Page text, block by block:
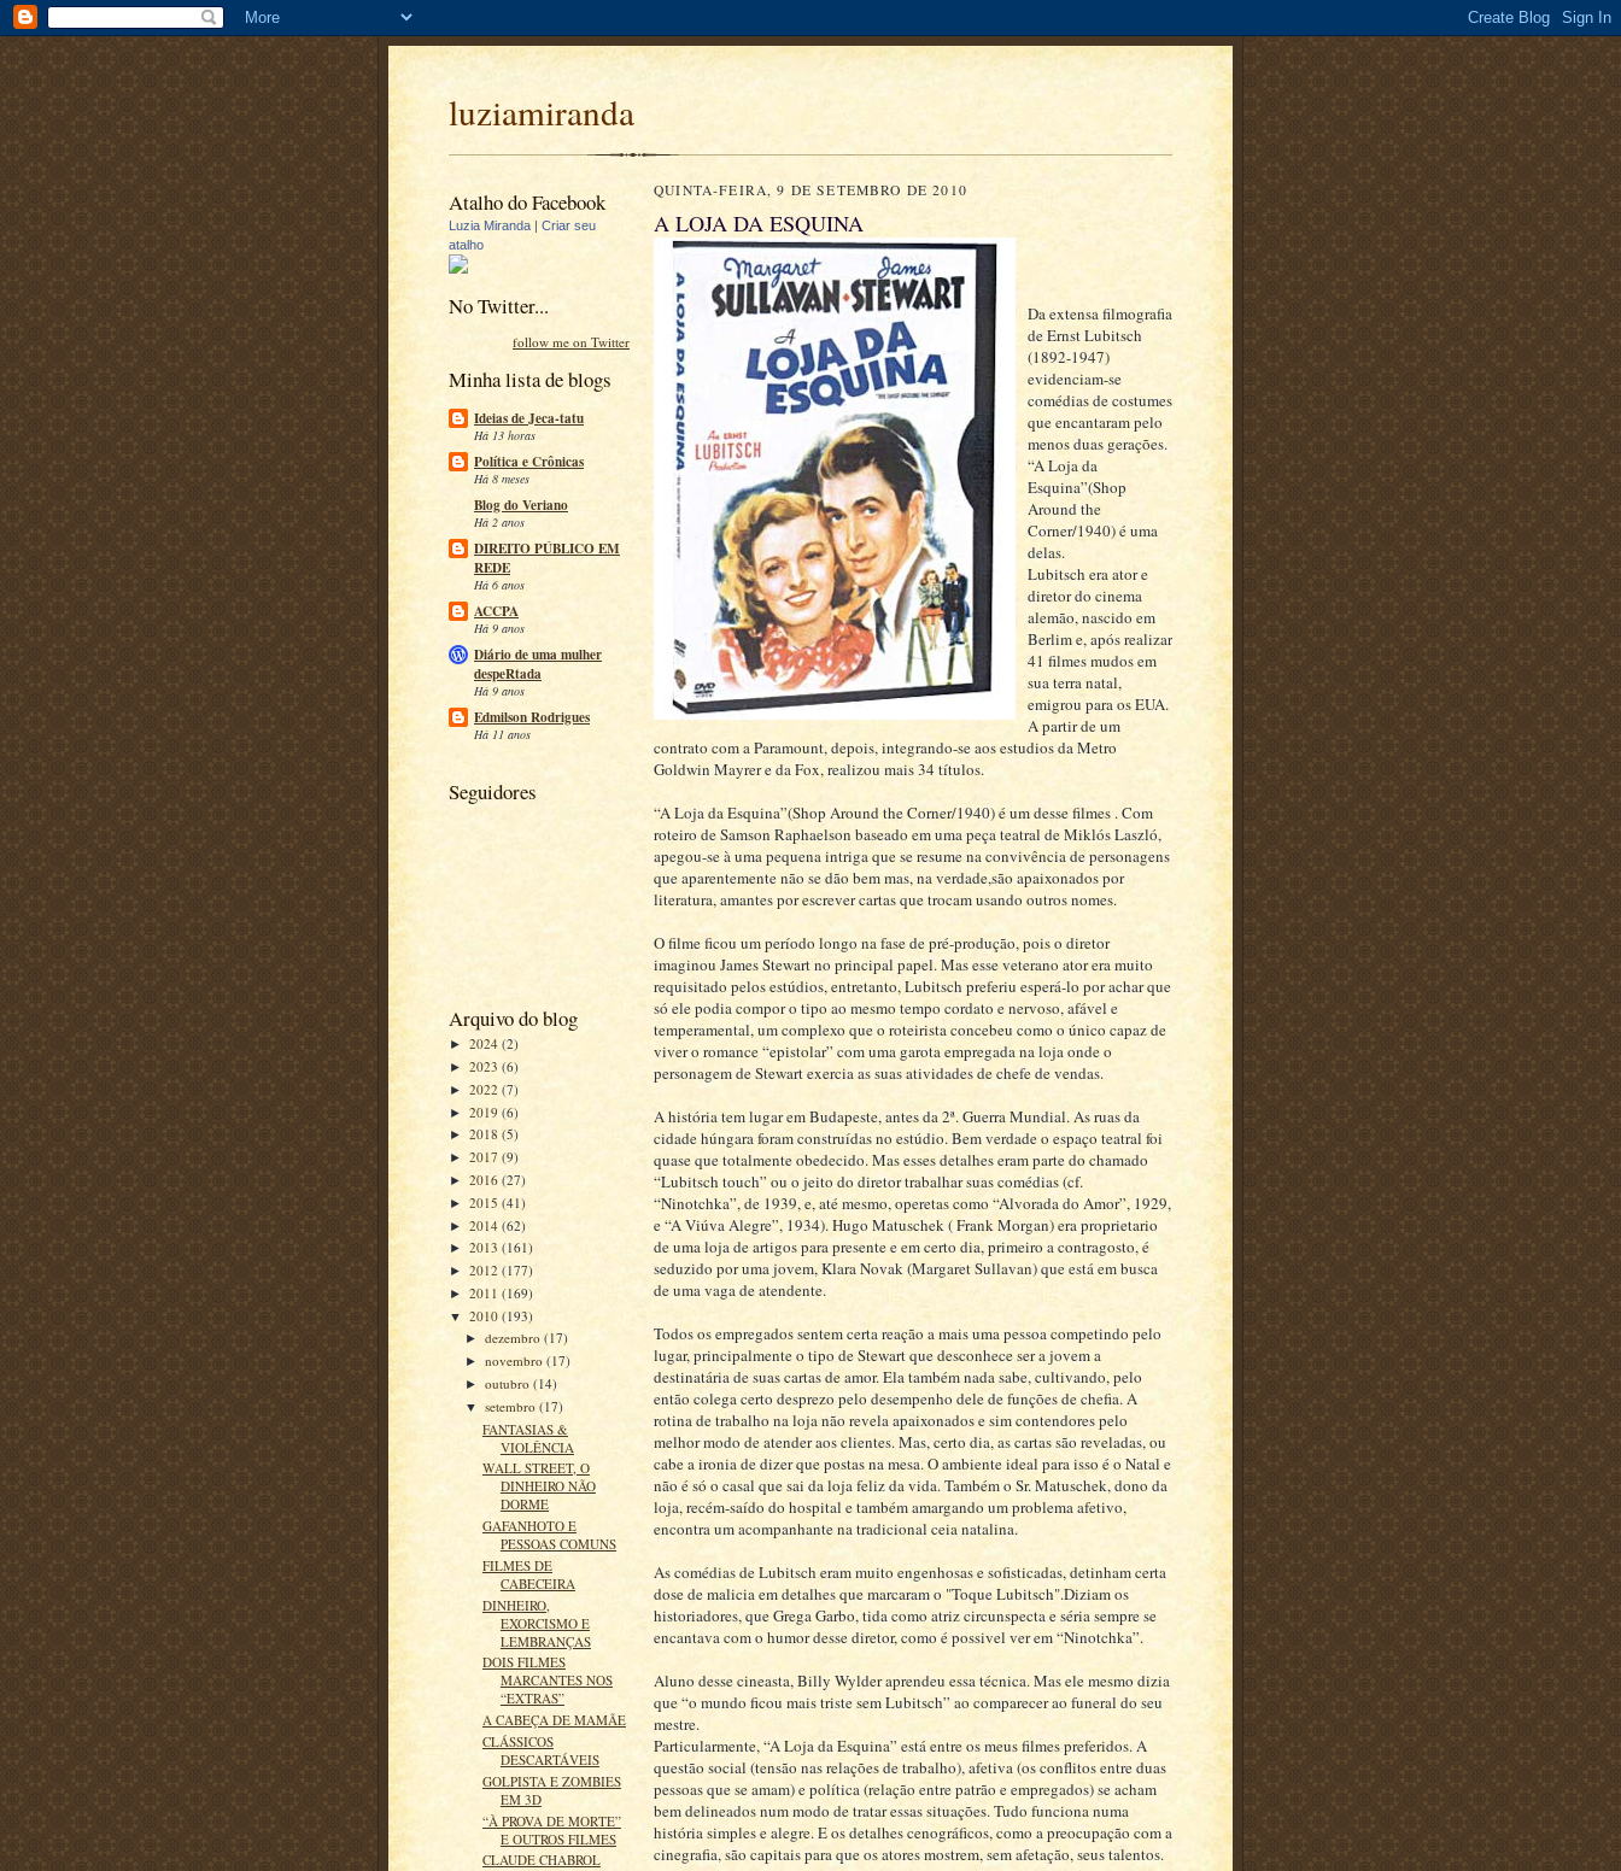
luziamiranda
Atalho do Facebook
Luzia Miranda | Criar seu
atalho
No Twitter...
follow me on Twitter
Minha lista de blogs
Ideias de Jeca-tatu
Há 13 horas
Política e Crônicas
Há 8 meses
Blog do Veriano
Há 2 anos
DIREITO PÚBLICO EM
REDE
Há 6 anos
ACCPA
Há 9 anos
Diário de uma mulher
despeRtada
Há 9 anos
Edmilson Rodrigues
Há 11 anos
Seguidores
Arquivo do blog
► 2024 (2)
► 2023 (6)
► 2022 (7)
► 2019 (6)
► 2018 (5)
► 2017 (9)
► 2016 (27)
► 2015 (41)
► 2014 (62)
► 2013 (161)
► 2012 (177)
► 2011 (169)
▼ 2010 (193)
►dezembro(17)
►novembro(17)
►outubro(14)
▼setembro(17)
FANTASIAS &
VIOLÊNCIA
WALL STREET, O
DINHEIRO NÃO
DORME
GAFANHOTO E
PESSOAS COMUNS
FILMES DE
CABECEIRA
DINHEIRO,
EXORCISMO E
LEMBRANÇAS
DOIS FILMES
MARCANTES NOS
“EXTRAS”
A CABEÇA DE MAMÃE
CLÁSSICOS
DESCARTÁVEIS
GOLPISTA E ZOMBIES
EM 3D
“À PROVA DE MORTE”
E OUTROS FILMES
CLAUDE CHABROL
QUINTA-FEIRA, 9 DE SETEMBRO DE 2010
A LOJA DA ESQUINA
Da extensa filmografia
de Ernst Lubitsch
(1892-1947)
evidenciam-se
comédias de costumes
que encantaram pelo
menos duas gerações.
“A Loja da
Esquina”(Shop
Around the
Corner/1940) é uma
delas.
Lubitsch era ator e
diretor do cinema
alemão, nascido em
Berlim e, após realizar
41 filmes mudos em
sua terra natal,
emigrou para os EUA.
A partir de um
contrato com a Paramount, depois, integrando-se aos estudios da Metro
Goldwin Mayrer e da Fox, realizou mais 34 títulos.
“A Loja da Esquina”(Shop Around the Corner/1940) é um desse filmes . Com
roteiro de Samson Raphaelson baseado em uma peça teatral de Miklós Laszló,
apegou-se à uma pequena intriga que se resume na convivência de personagens
que aparentemente não se dão bem mas, na verdade,são apaixonados por
literatura, amantes por escrever cartas que trocam usando outros nomes.
O filme ficou um período longo na fase de pré-produção, pois o diretor
imaginou James Stewart no principal papel. Mas esse veterano ator era muito
requisitado pelos estúdios, entretanto, Lubitsch preferiu esperá-lo por achar que
só ele podia compor o tipo ao mesmo tempo cordato e nervoso, afável e
temperamental, um complexo que o roteirista concebeu como o único capaz de
viver o romance “epistolar” com uma garota empregada na loja onde o
personagem de Stewart exercia as suas atividades de chefe de vendas.
A história tem lugar em Budapeste, antes da 2ª. Guerra Mundial. As ruas da
cidade húngara foram construídas no estúdio. Bem verdade o espaço teatral foi
quase que totalmente obedecido. Mas esses detalhes eram parte do chamado
“Lubitsch touch” ou o jeito do diretor trabalhar suas comédias (cf.
“Ninotchka”, de 1939, e, até mesmo, operetas como “Alvorada do Amor”, 1929,
e “A Viúva Alegre”, 1934). Hugo Matuschek ( Frank Morgan) era proprietario
de uma loja de artigos para presente e em certo dia, primeiro a contragosto, é
seduzido por uma jovem, Klara Novak (Margaret Sullavan) que está em busca
de uma vaga de atendente.
Todos os empregados sentem certa reação a mais uma pessoa competindo pelo
lugar, principalmente o tipo de Stewart que desconhece ser a jovem a
destinatária de suas cartas de amor. Ela também nada sabe, cultivando, pelo
então colega certo desprezo pelo desempenho dele de funções de chefia. A
rotina de trabalho na loja não revela apaixonados e sim contendores pelo
melhor modo de atender aos clientes. Mas, certo dia, as cartas são reveladas, ou
cabe a ironia de dizer que postas na mesa. O ambiente ideal para isso é o Natal e
não é só o casal que sai da loja feliz da vida. Também o Sr. Matuschek, dono da
loja, recém-saído do hospital e também amargando um problema afetivo,
encontra um acompanhante na tradicional ceia natalina.
As comédias de Lubitsch eram muito engenhosas e sofisticadas, detinham certa
dose de malicia em detalhes que marcaram o "Toque Lubitsch".Diziam os
historiadores, que Grega Garbo, tida como atriz circunspecta e séria sempre se
encantava com o humor desse diretor, como é possivel ver em “Ninotchka”.
Aluno desse cineasta, Billy Wylder aprendeu essa técnica. Mas ele mesmo dizia
que “o mundo ficou mais triste sem Lubitsch” ao comparecer ao funeral do seu
mestre.
Particularmente, “A Loja da Esquina” está entre os meus filmes preferidos. A
questão social (tensão nas relações de trabalho), afetiva (os conflitos entre duas
pessoas que se amam) e política (relação entre patrão e empregados) se acham
bem delineados num modo de tratar essas situações. Tudo funciona numa
história simples e alegre. E os detalhes cenográficos, como a preocupação com a
cinegrafia, são capitais para que os atores mostrem, sem afetação, seus talentos.